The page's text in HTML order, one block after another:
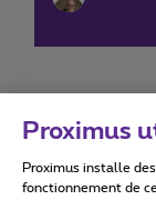
Conditions
Proximus
Proximus installe
fonctionnement de